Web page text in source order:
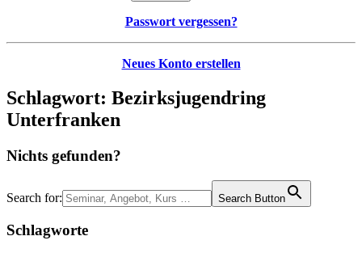
Passwort vergessen?
Neues Konto erstellen
Schlagwort: Bezirksjugendring
Unterfranken
Nichts gefunden?
Search for: Search Button
Schlagworte